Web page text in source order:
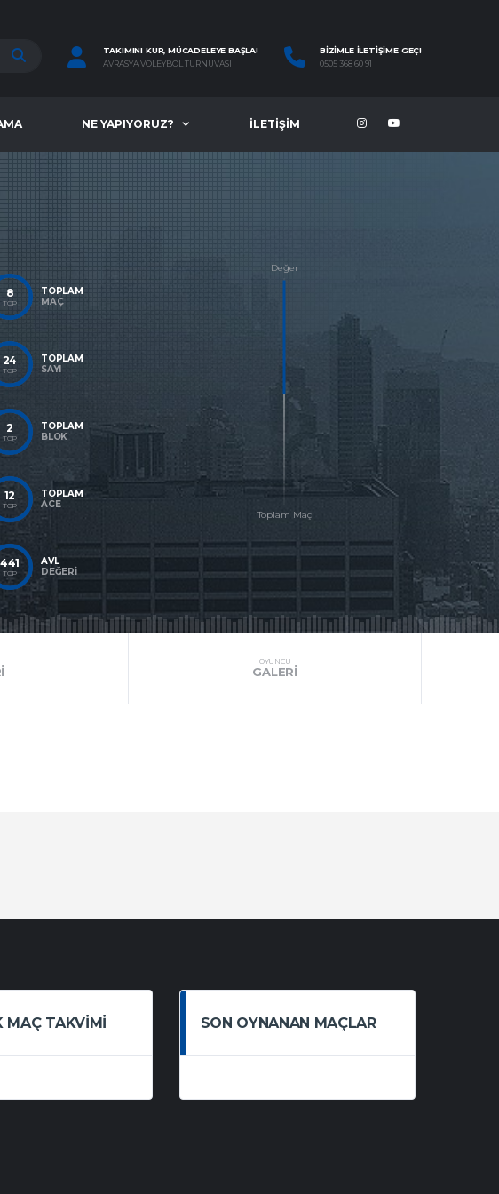
TAKIMINI KUR, MÜCADELEYE BAŞLA!
AVRASYA VOLEYBOL TURNUVASI
BIZIMLE İLETIŞIME GEÇ!
0505 368 60 91
NE YAPIYORUZ? İLETIŞIM
8
TOP
TOPLAM
MAÇ
24
TOP
TOPLAM
SAYI
2
TOP
TOPLAM
BLOK
12
TOP
TOPLAM
ACE
441
TOP
AVL
DEĞERI
OYUNCU
GALERI
MAÇ TAKVIMI SON OYNANAN MAÇLAR